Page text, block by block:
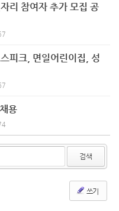
리 참여자 추가 모집 공
피크, 면일어린이집, 성
용
검색
쓰기